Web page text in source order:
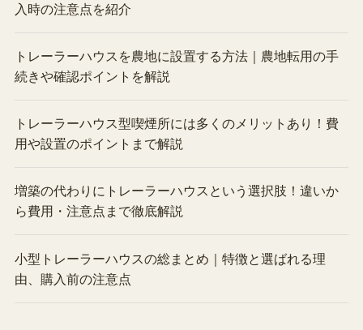
入時の注意点を紹介
トレーラーハウスを農地に設置する方法｜農地転用の手
続きや確認ポイントを解説
トレーラーハウス型喫煙所には多くのメリットあり！費
用や設置のポイントまで解説
増築の代わりにトレーラーハウスという選択肢！違いか
ら費用・注意点まで徹底解説
小型トレーラーハウスの総まとめ｜特徴と選ばれる理
由、購入前の注意点